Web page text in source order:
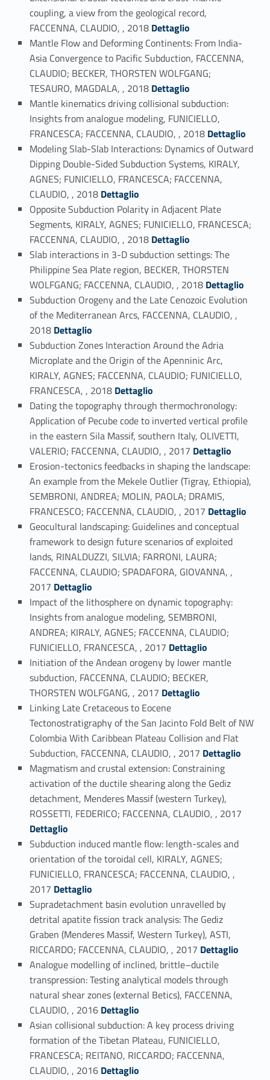
coupling, a view from the geological record,
FACCENNA, CLAUDIO, , 2018Link identifier #identifier_person_96190-75
Dettaglio
Mantle Flow and Deforming Continents: From India-
Asia Convergence to Pacific Subduction, FACCENNA,
CLAUDIO; BECKER, THORSTEN WOLFGANG;
TESAURO, MAGDALA, , 2018Link identifier #identifier_person_156838-76
Dettaglio
Mantle kinematics driving collisional subduction:
Insights from analogue modeling, FUNICIELLO,
FRANCESCA; FACCENNA, CLAUDIO, , 2018Link identifier #identifier_person_84248-77
Dettaglio
Modeling Slab-Slab Interactions: Dynamics of Outward
Dipping Double-Sided Subduction Systems, KIRALY,
AGNES; FUNICIELLO, FRANCESCA; FACCENNA,
CLAUDIO, , 2018Link identifier #identifier_person_32326-78
Dettaglio
Opposite Subduction Polarity in Adjacent Plate
Segments, KIRALY, AGNES; FUNICIELLO, FRANCESCA;
FACCENNA, CLAUDIO, , 2018Link identifier #identifier_person_158988-79
Dettaglio
Slab interactions in 3-D subduction settings: The
Philippine Sea Plate region, BECKER, THORSTEN
WOLFGANG; FACCENNA, CLAUDIO, , 2018Link identifier #identifier_person_140666-80
Dettaglio
Subduction Orogeny and the Late Cenozoic Evolution
of the Mediterranean Arcs, FACCENNA, CLAUDIO, ,
2018Link identifier #identifier_person_16914-81
Dettaglio
Subduction Zones Interaction Around the Adria
Microplate and the Origin of the Apenninic Arc,
KIRALY, AGNES; FACCENNA, CLAUDIO; FUNICIELLO,
FRANCESCA, , 2018Link identifier #identifier_person_19598-82
Dettaglio
Dating the topography through thermochronology:
Application of Pecube code to inverted vertical profile
in the eastern Sila Massif, southern Italy, OLIVETTI,
VALERIO; FACCENNA, CLAUDIO, , 2017 Link identifier #identifier_person_115729-83
Dettaglio
Erosion-tectonics feedbacks in shaping the landscape:
An example from the Mekele Outlier (Tigray, Ethiopia),
SEMBRONI, ANDREA; MOLIN, PAOLA; DRAMIS,
FRANCESCO; FACCENNA, CLAUDIO, , 2017 Link identifier #identifier_person_149863-84
Dettaglio
Geocultural landscaping: Guidelines and conceptual
framework to design future scenarios of exploited
lands, RINALDUZZI, SILVIA; FARRONI, LAURA;
FACCENNA, CLAUDIO; SPADAFORA, GIOVANNA, ,
2017 Link identifier #identifier_person_171872-85
Dettaglio
Impact of the lithosphere on dynamic topography:
Insights from analogue modeling, SEMBRONI,
ANDREA; KIRALY, AGNES; FACCENNA, CLAUDIO;
FUNICIELLO, FRANCESCA, , 2017 Link identifier #identifier_person_116194-86
Dettaglio
Initiation of the Andean orogeny by lower mantle
subduction, FACCENNA, CLAUDIO; BECKER,
THORSTEN WOLFGANG, , 2017 Link identifier #identifier_person_159112-87
Dettaglio
Linking Late Cretaceous to Eocene
Tectonostratigraphy of the San Jacinto Fold Belt of NW
Colombia With Caribbean Plateau Collision and Flat
Subduction, FACCENNA, CLAUDIO, , 2017 Link identifier #identifier_person_45686-88
Dettaglio
Magmatism and crustal extension: Constraining
activation of the ductile shearing along the Gediz
detachment, Menderes Massif (western Turkey),
ROSSETTI, FEDERICO; FACCENNA, CLAUDIO, , 2017
Dettaglio
Subduction induced mantle flow: length-scales and
orientation of the toroidal cell, KIRALY, AGNES;
FUNICIELLO, FRANCESCA; FACCENNA, CLAUDIO, ,
2017 Link identifier #identifier_person_68913-90
Dettaglio
Supradetachment basin evolution unravelled by
detrital apatite fission track analysis: The Gediz
Graben (Menderes Massif, Western Turkey), ASTI,
RICCARDO; FACCENNA, CLAUDIO, , 2017Link identifier #identifier_person_103730-91
Dettaglio
Analogue modelling of inclined, brittle–ductile
transpression: Testing analytical models through
natural shear zones (external Betics), FACCENNA,
CLAUDIO, , 2016 Link identifier #identifier_person_56073-92
Dettaglio
Asian collisional subduction: A key process driving
formation of the Tibetan Plateau, FUNICIELLO,
FRANCESCA; REITANO, RICCARDO; FACCENNA,
CLAUDIO, , 2016 Link identifier #identifier_person_63588-93
Dettaglio